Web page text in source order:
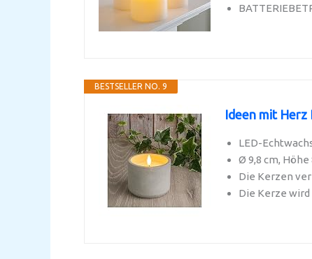
BESTSELLER NO. 9
Ideen mit Herz
LED-
Ø 9,8 cm, Höhe
Die Kerzen
Die Kerze